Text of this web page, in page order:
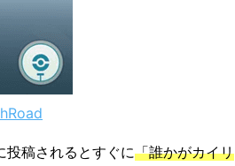
投稿されるとすぐに「誰かがカイリ